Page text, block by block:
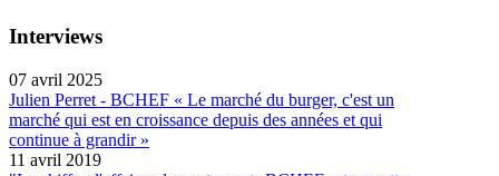
Interviews
07 avril 2025
Julien Perret - BCHEF « Le marché du burger, c'est un
marché qui est en croissance depuis des années et qui
continue à grandir »
11 avril 2019